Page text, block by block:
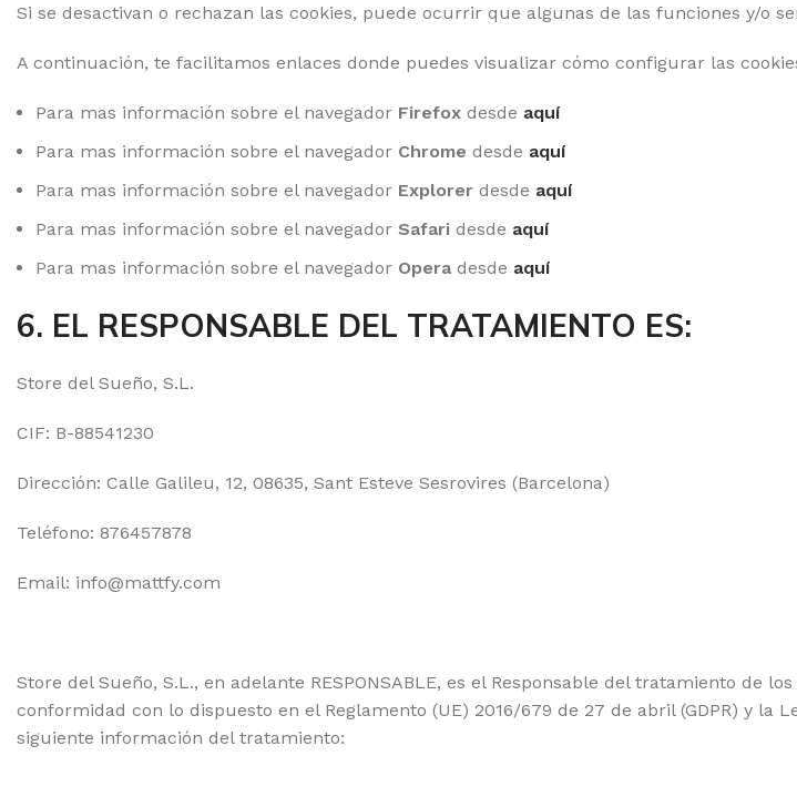
Si se desactivan o rechazan las cookies, puede ocurrir que algunas de las funciones y/o
A continuación, te facilitamos enlaces donde puedes visualizar cómo configurar las
Para mas información sobre el navegador Firefox desde aquí
Para mas información sobre el navegador Chrome desde aquí
Para mas información sobre el navegador Explorer desde aquí
Para mas información sobre el navegador Safari desde aquí
Para mas información sobre el navegador Opera desde aquí
6. EL RESPONSABLE DEL TRATAMIENTO ES:
Store del Sueño, S.L.
CIF: B-88541230
Dirección: Calle Galileu, 12, 08635, Sant Esteve Sesrovires (Barcelona)
Teléfono: 876457878
Email: info@mattfy.com
Store del Sueño, S.L., en adelante RESPONSABLE, es el Responsable del tratamiento de
conformidad con lo dispuesto en el Reglamento (UE) 2016/679 de 27 de abril (GDPR) y la
siguiente información del tratamiento: